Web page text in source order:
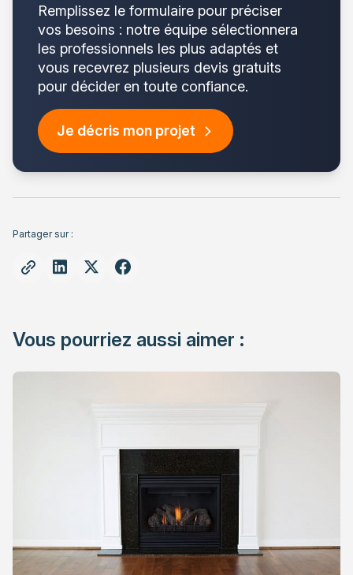
Remplissez le formulaire pour préciser
vos besoins : notre équipe sélectionnera
les professionnels les plus adaptés et
vous recevrez plusieurs devis gratuits
pour décider en toute confiance.
Je décris mon projet
Partager sur :
Vous pourriez aussi aimer :